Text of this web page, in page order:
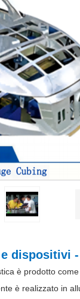
dispositivi
è prodotto
è realizzato in